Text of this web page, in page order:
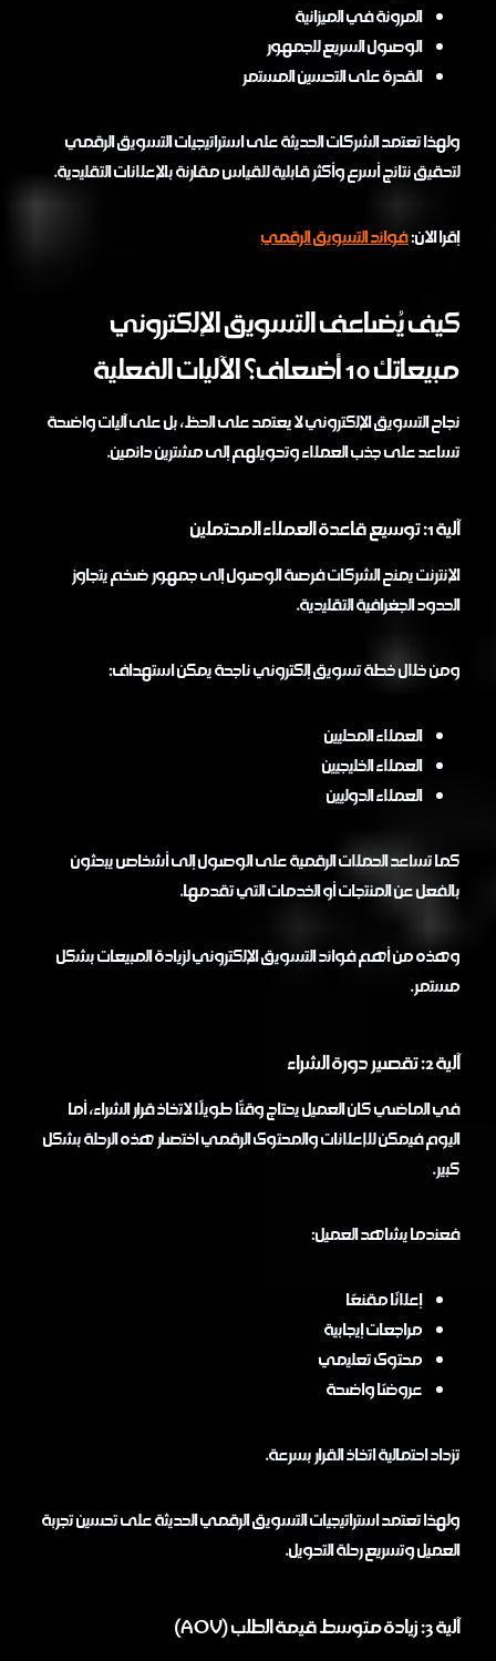
المرونة في الميزانية
الوصول السريع للجمهور
القدرة على التحسين المستمر
ولهذا تعتمد الشركات الحديثة على استراتيجيات التسويق الرقمي
لتحقيق نتائج أسرع وأكثر قابلية للقياس مقارنة بالإعلانات التقليدية.
إقرا الان:فوائد التسويق الرقمي
كيف يُضاعف التسويق الإلكتروني
مبيعاتك 10 أضعاف؟ الآليات الفعلية
نجاح التسويق الإلكتروني لا يعتمد على الحظ، بل على آليات واضحة
تساعد على جذب العملاء وتحويلهم إلى مشترين دائمين.
آلية 1: توسيع قاعدة العملاء المحتملين
الإنترنت يمنح الشركات فرصة الوصول إلى جمهور ضخم يتجاوز
الحدود الجغرافية التقليدية.
ومن خلال خطة تسويق إلكتروني ناجحة يمكن استهداف:
العملاء المحليين
العملاء الخليجيين
العملاء الدوليين
كما تساعد الحملات الرقمية على الوصول إلى أشخاص يبحثون
بالفعل عن المنتجات أو الخدمات التي تقدمها.
وهذه من أهم فوائد التسويق الإلكتروني لزيادة المبيعات بشكل
مستمر.
آلية 2: تقصير دورة الشراء
في الماضي كان العميل يحتاج وقتًا طويلًا لاتخاذ قرار الشراء، أما
اليوم فيمكن للإعلانات والمحتوى الرقمي اختصار هذه الرحلة بشكل
كبير.
فعندما يشاهد العميل:
إعلانًا مقنعًا
مراجعات إيجابية
محتوى تعليمي
عروضًا واضحة
تزداد احتمالية اتخاذ القرار بسرعة.
ولهذا تعتمد استراتيجيات التسويق الرقمي الحديثة على تحسين تجربة
العميل وتسريع رحلة التحويل.
آلية 3: زيادة متوسط قيمة الطلب (AOV)